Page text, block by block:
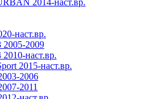
наст.вр.
2005-2009
наст.вр.
2015-наст.вр.
2006
2011